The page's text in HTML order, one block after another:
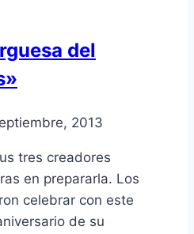
del
2013
tres creadores
en prepararla. Los
celebrar con este
de su